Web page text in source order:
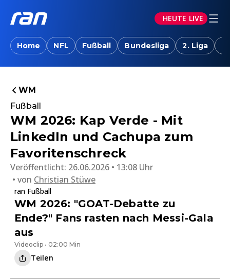
HEUTE LIVE
Home NFL Fußball Bundesliga 2. Liga
WM
Fußball
WM 2026: Kap Verde - Mit
LinkedIn und Cachupa zum
Favoritenschreck
Veröffentlicht: 26.06.2026 • 13:08 Uhr
von Christian Stüwe
ran Fußball
WM 2026: "GOAT-Debatte zu
Ende?" Fans rasten nach Messi-Gala
aus
Videoclip • 02:00 Min
Teilen